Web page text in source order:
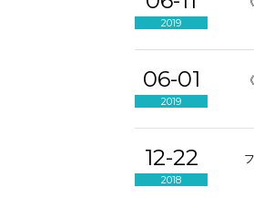
2019
06-01
2019
12-22
2018